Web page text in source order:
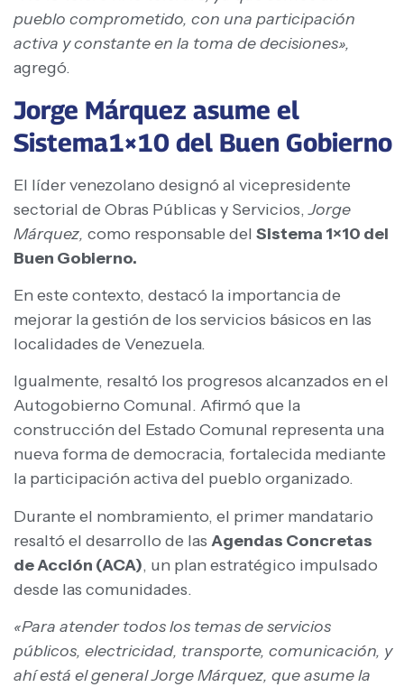
pueblo comprometido, con una participación
activa y constante en la toma de decisiones»,
agregó.
Jorge Márquez asume el
Sistema1×10 del Buen Gobierno
El líder venezolano designó al vicepresidente
sectorial de Obras Públicas y Servicios,Jorge
Márquez, como responsable del Sistema 1×10 del
Buen Gobierno.
En este contexto, destacó la importancia de
mejorar la gestión de los servicios básicos en las
localidades de Venezuela.
Igualmente, resaltó los progresos alcanzados en el
Autogobierno Comunal. Afirmó que la
construcción del Estado Comunal representa una
nueva forma de democracia, fortalecida mediante
la participación activa del pueblo organizado.
Durante el nombramiento, el primer mandatario
resaltó el desarrollo de las Agendas Concretas
de Acción (ACA), un plan estratégico impulsado
desde las comunidades.
«Para atender todos los temas de servicios
públicos, electricidad, transporte, comunicación, y
ahí está el general Jorge Márquez, que asume la